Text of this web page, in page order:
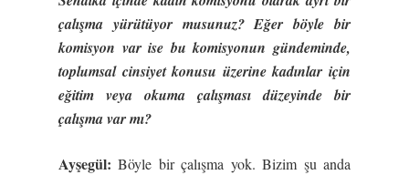
çalışma yürütüyor musunuz? Eğer böyle bir
komisyon var ise bu komisyonun gündeminde,
toplumsal cinsiyet konusu üzerine kadınlar için
eğitim veya okuma çalışması düzeyinde bir
çalışma var mı?
Ayşegül: Böyle bir çalışma yok. Bizim şu anda